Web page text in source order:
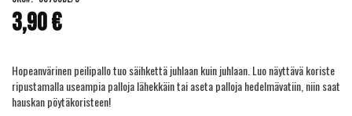
the
images
gallery
3,90 €
Hopeanvärinen peilipallo tuo säihkettä juhlaan kuin juhlaan. Luo näyttävä koriste
ripustamalla useampia palloja lähekkäin tai aseta palloja hedelmävatiin, niin saat
hauskan pöytäkoristeen!